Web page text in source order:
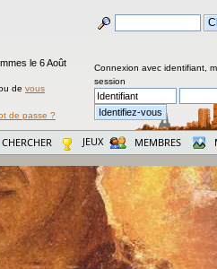
le 6 Août
de vous
de passe ?
Connexion avec identifiant,
session
CHERCHER JEUX MEMBRES